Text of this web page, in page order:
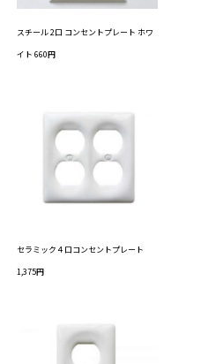
スチール 2口 コンセントプレート ホワ
イト 660円
セラミック４口コンセントプレート
1,375円